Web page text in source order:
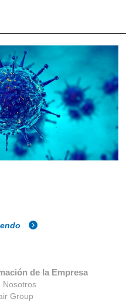
de la Empresa
Nosotros
Group